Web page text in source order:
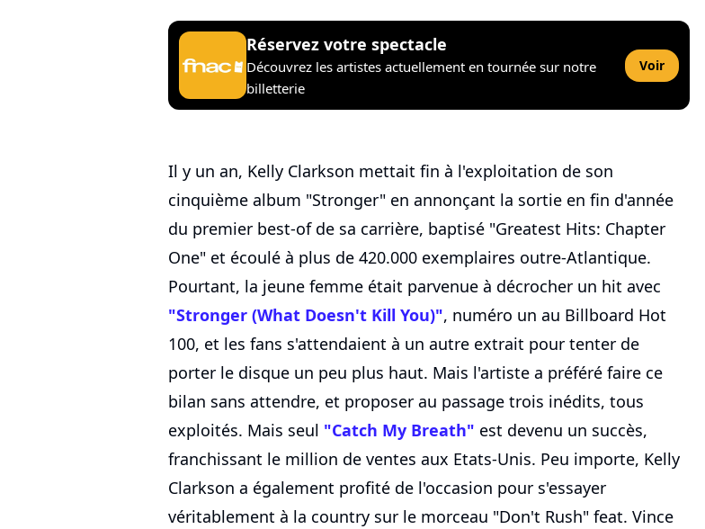
Réservez votre spectacle
Découvrez les artistes actuellement en tournée sur notre
billetterie
Voir
Il y un an, Kelly Clarkson mettait fin à l'exploitation de son
cinquième album "Stronger" en annonçant la sortie en fin d'année
du premier best-of de sa carrière, baptisé "Greatest Hits: Chapter
One" et écoulé à plus de 420.000 exemplaires outre-Atlantique.
Pourtant, la jeune femme était parvenue à décrocher un hit avec
"Stronger (What Doesn't Kill You)", numéro un au Billboard Hot
100, et les fans s'attendaient à un autre extrait pour tenter de
porter le disque un peu plus haut. Mais l'artiste a préféré faire ce
bilan sans attendre, et proposer au passage trois inédits, tous
exploités. Mais seul "Catch My Breath" est devenu un succès,
franchissant le million de ventes aux Etats-Unis. Peu importe, Kelly
Clarkson a également profité de l'occasion pour s'essayer
véritablement à la country sur le morceau "Don't Rush" feat. Vince